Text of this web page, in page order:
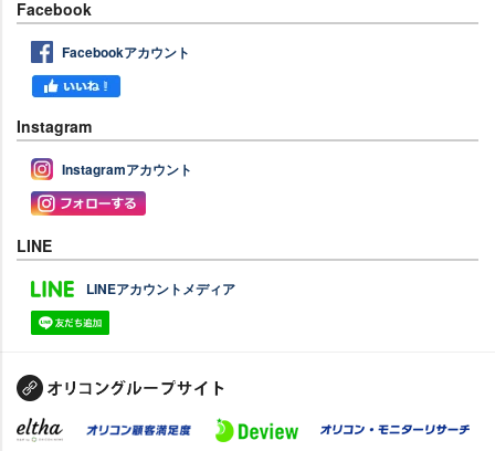
Facebook
Facebookアカウント
Instagram
Instagramアカウント
LINE
LINEアカウントメディア